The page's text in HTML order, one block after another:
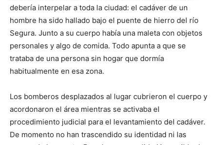
debería interpelar a toda la ciudad: el cadáver de un
hombre ha sido hallado bajo el puente de hierro del río
Segura. Junto a su cuerpo había una maleta con objetos
personales y algo de comida. Todo apunta a que se
trataba de una persona sin hogar que dormía
habitualmente en esa zona.
Los bomberos desplazados al lugar cubrieron el cuerpo y
acordonaron el área mientras se activaba el
procedimiento judicial para el levantamiento del cadáver.
De momento no han trascendido su identidad ni las